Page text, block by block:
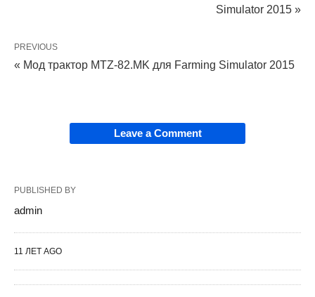
Simulator 2015 »
PREVIOUS
« Мод трактор MTZ-82.MK для Farming Simulator 2015
Leave a Comment
PUBLISHED BY
admin
11 ЛЕТ AGO